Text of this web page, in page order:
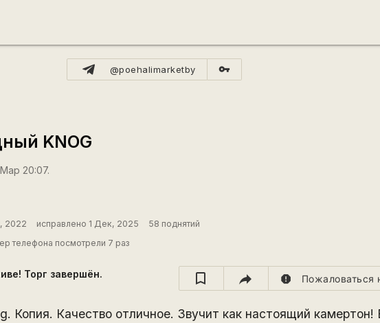
@poehalimarketby vpn_key
KNOG
20:07.
2022 исправлено 1 Дек, 2025
58 поднятий
телефона посмотрели 7 раз
Торг завершён. report Пожаловаться
Копия. Качество отличное. Звучит как настоящий камертон!